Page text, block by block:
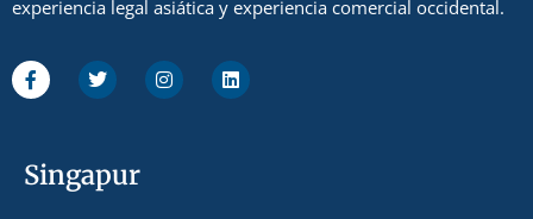
experiencia legal asiática y experiencia comercial occidental.
Singapur